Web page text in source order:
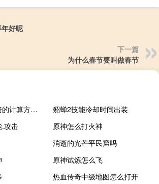
好呢
下一篇
为什么春节要叫做春节
员工工伤期间工资的计算方法是什么
貂蝉2技能冷却时间出装
.攻击
原神怎么打火神
消逝的光芒平民窟吗
原神试炼怎么飞
热血传奇中级地图怎么打开